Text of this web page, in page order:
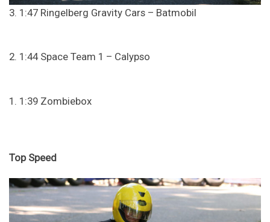
3. 1:47 Ringelberg Gravity Cars – Batmobil
2. 1:44 Space Team 1 – Calypso
1. 1:39 Zombiebox
Top Speed